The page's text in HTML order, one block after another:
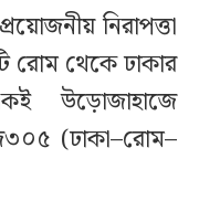
নিরাপত্তা
রোম থেকে ঢাকার
উড়োজাহাজে
(ঢাকা–রোম–